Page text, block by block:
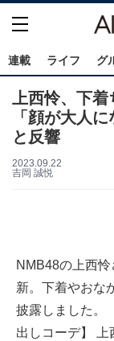
連載 ライフ グ
上西怜、下着
「顔が大人
と反響
2023.09.22
吉岡 誠悦
NMB48の上西
新。下着やおな
披露しました。
出しコーデ】 上